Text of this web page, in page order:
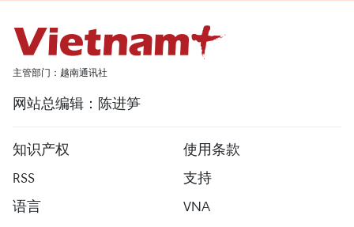
主管部门：越南通讯社
网站总编辑：陈进笋
知识产权
使用条款
RSS
支持
语言
VNA